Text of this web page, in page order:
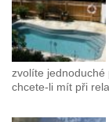
zvolíte
chcete-li mít při